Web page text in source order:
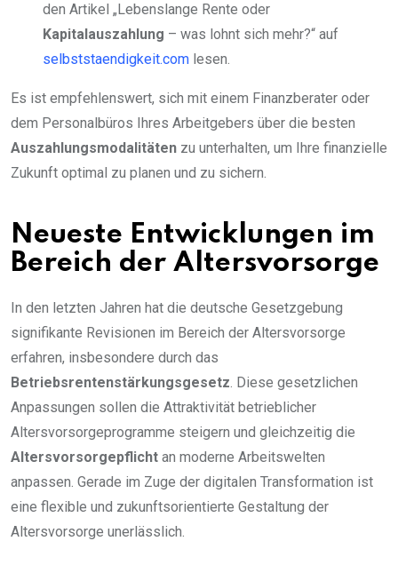
den Artikel „Lebenslange Rente oder
Kapitalauszahlung – was lohnt sich mehr?“ auf
selbststaendigkeit.com lesen.
Es ist empfehlenswert, sich mit einem Finanzberater oder
dem Personalbüros Ihres Arbeitgebers über die besten
Auszahlungsmodalitäten zu unterhalten, um Ihre finanzielle
Zukunft optimal zu planen und zu sichern.
Neueste Entwicklungen im
Bereich der Altersvorsorge
In den letzten Jahren hat die deutsche Gesetzgebung
signifikante Revisionen im Bereich der Altersvorsorge
erfahren, insbesondere durch das
Betriebsrentenstärkungsgesetz. Diese gesetzlichen
Anpassungen sollen die Attraktivität betrieblicher
Altersvorsorgeprogramme steigern und gleichzeitig die
Altersvorsorgepflicht an moderne Arbeitswelten
anpassen. Gerade im Zuge der digitalen Transformation ist
eine flexible und zukunftsorientierte Gestaltung der
Altersvorsorge unerlässlich.